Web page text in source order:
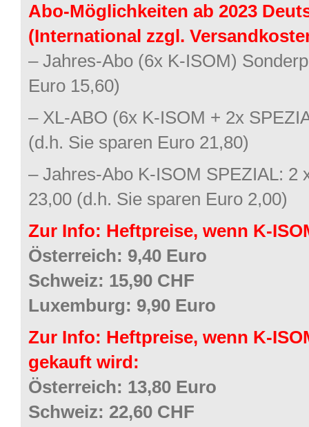
Abo-Möglichkeiten ab 2023
(International zzgl.
– Jahres-Abo (6x K-ISOM)
Euro 15,60)
– XL-ABO (6x K-ISOM + 2x
(d.h. Sie sparen Euro 21,80)
– Jahres-Abo K-ISOM SPEZIAL: 2
23,00 (d.h. Sie sparen Euro 2,00)
Zur Info: Heftpreise, wenn K-
Österreich: 9,40 Euro
Schweiz: 15,90 CHF
Luxemburg: 9,90 Euro
Zur Info: Heftpreise, wenn K-
gekauft wird:
Österreich: 13,80 Euro
Schweiz: 22,60 CHF